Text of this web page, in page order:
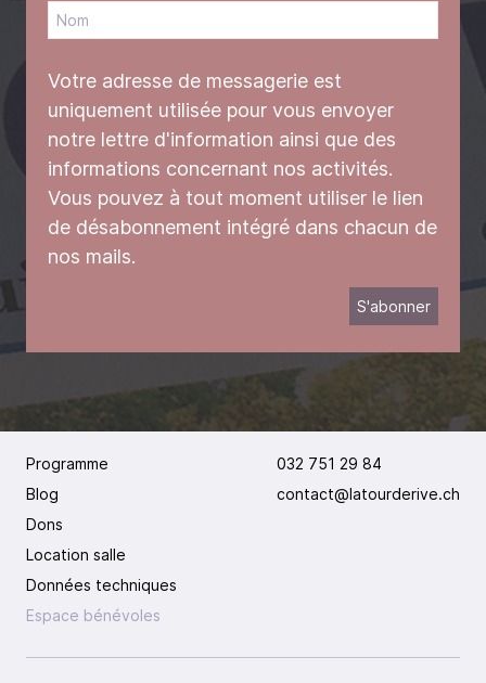
Votre adresse de messagerie est
uniquement utilisée pour vous envoyer
notre lettre d'information ainsi que des
informations concernant nos activités.
Vous pouvez à tout moment utiliser le lien
de désabonnement intégré dans chacun de
nos mails.
Programme
Blog
Dons
Location salle
Données techniques
Espace bénévoles
032 751 29 84
contact@latourderive.ch